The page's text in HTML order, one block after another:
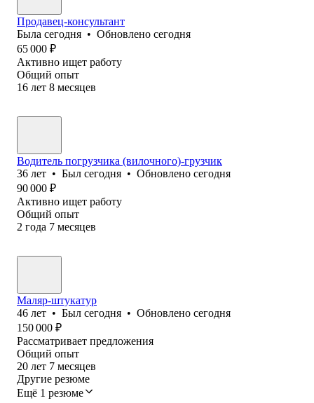
Продавец-консультант
Была сегодня • Обновлено сегодня
65 000 ₽
Активно ищет работу
Общий опыт
16 лет 8 месяцев
Водитель погрузчика (вилочного)-грузчик
36 лет • Был сегодня • Обновлено сегодня
90 000 ₽
Активно ищет работу
Общий опыт
2 года 7 месяцев
Маляр-штукатур
46 лет • Был сегодня • Обновлено сегодня
150 000 ₽
Рассматривает предложения
Общий опыт
20 лет 7 месяцев
Другие резюме
Ещё 1 резюме